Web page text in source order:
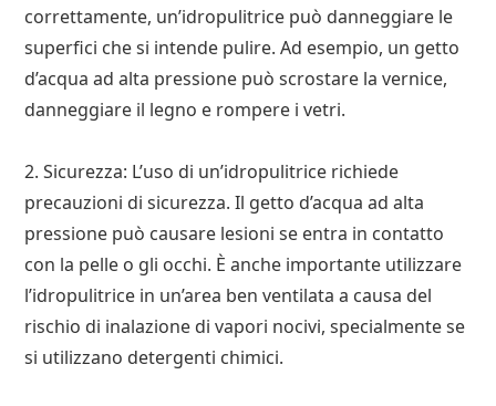
correttamente, un’idropulitrice può danneggiare le
superfici che si intende pulire. Ad esempio, un getto
d’acqua ad alta pressione può scrostare la vernice,
danneggiare il legno e rompere i vetri.
2. Sicurezza: L’uso di un’idropulitrice richiede
precauzioni di sicurezza. Il getto d’acqua ad alta
pressione può causare lesioni se entra in contatto
con la pelle o gli occhi. È anche importante utilizzare
l’idropulitrice in un’area ben ventilata a causa del
rischio di inalazione di vapori nocivi, specialmente se
si utilizzano detergenti chimici.